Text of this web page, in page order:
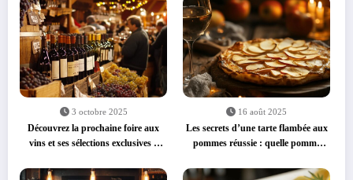
3 octobre 2025
Découvrez la prochaine foire aux
vins et ses sélections exclusives à
16 août 2025
Les secrets d’une tarte flambée aux
pommes réussie : quelle pomme